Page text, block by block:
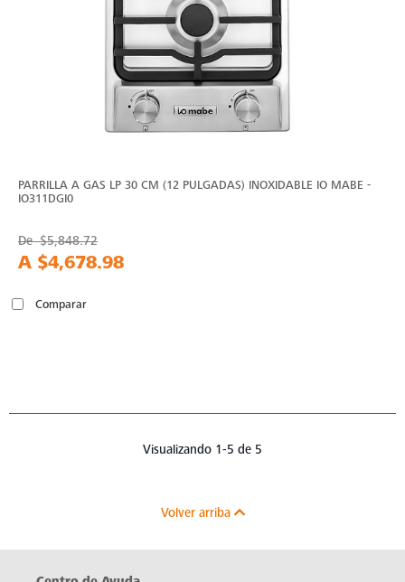
PARRILLA A GAS LP 30 CM (12 PULGADAS) INOXIDABLE IO MABE -
IO311DGI0
De$5,848.72
A $4,678.98
Comparar
Visualizando 1-5 de 5
Volver arriba